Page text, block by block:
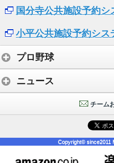
国分寺公共施設予約シ
小平公共施設予約シス
プロ野球
ニュース
チーム
Copyright© since2011